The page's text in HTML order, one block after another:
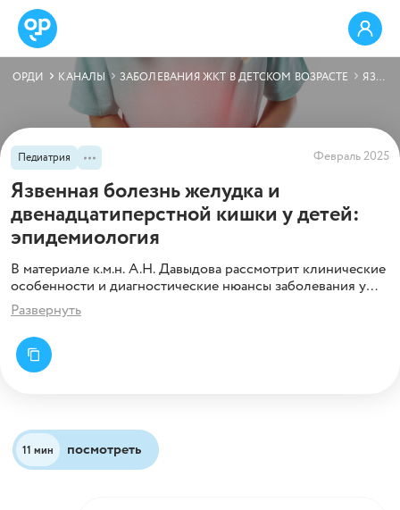
ОРДИ КАНАЛЫ ЗАБОЛЕВАНИЯ ЖКТ В ДЕТСКОМ ВОЗРАСТЕ ЯЗВЕННАЯ БОЛЕЗНЬ ЖЕЛУДКА И ДВЕНАДЦАТИПЕРСТНОЙ КИШКИ У ДЕТЕЙ: ЭПИДЕМИОЛОГИЯ
Педиатрия Февраль 2025
Язвенная болезнь желудка и
двенадцатиперстной кишки у детей:
эпидемиология
В материале к.м.н. А.Н. Давыдова рассмотрит клинические
особенности и диагностические нюансы заболевания у
детей и подростков.
Развернуть
11 мин посмотреть